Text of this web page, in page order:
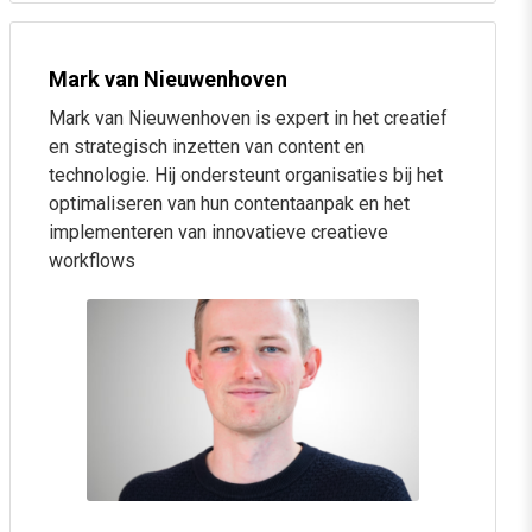
AI gebruiken voor het creëren van visuele content
met AI
Sessie 6: AI & data-analyse
Wat je als marketingcommunicatieprofessional moet
weten om slim en verantwoord data te analyseren met
Welke tools je kunt gebruiken voor data-analyse
Welke data-analyse-toepassingen je moet kennen om
je werk slimmer en beter te maken
Hoe je dashboards vibecode met AI
Mark van Nieuwenhoven
Mark van Nieuwenhoven is expert in het creatief
en strategisch inzetten van content en
technologie. Hij ondersteunt organisaties bij het
optimaliseren van hun contentaanpak en het
implementeren van innovatieve creatieve
workflows